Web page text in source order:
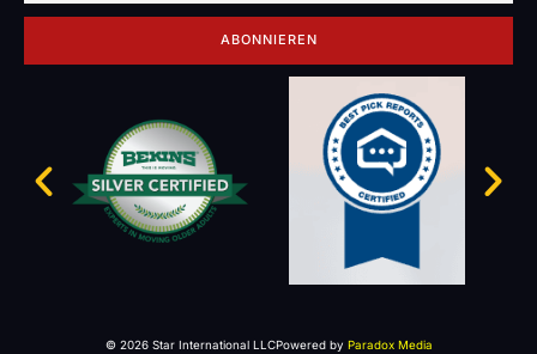
ABONNIEREN
© 2026 Star International LLCPowered by Paradox Media